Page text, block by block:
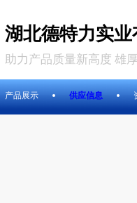
湖北德特力实
助力产品质量新高度 雄
产品展示 供应信息